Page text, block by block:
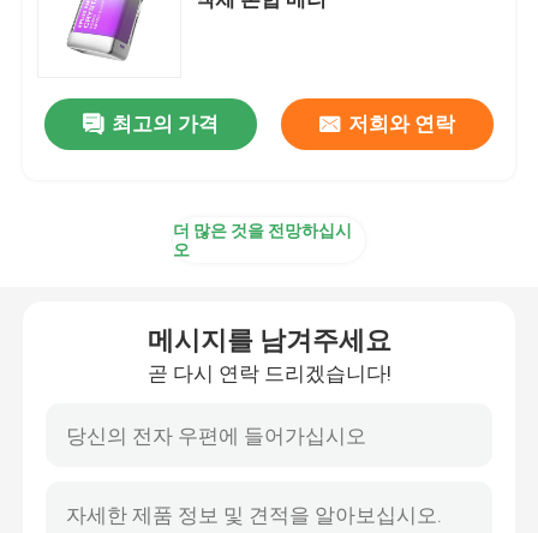
MOTI 와이프
'기크바' '바'
피크바 (PEAKBAR)
펌토 배스
HQD 와이프
최고의 가격 저희와 연락
더 많은 것을 전망하십시
오
메시지를 남겨주세요
곧 다시 연락 드리겠습니다!